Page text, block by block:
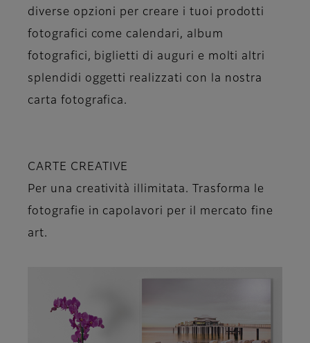
diverse opzioni per creare i tuoi prodotti
fotografici come calendari, album
fotografici, biglietti di auguri e molti altri
splendidi oggetti realizzati con la nostra
carta fotografica.
CARTE CREATIVE
Per una creatività illimitata. Trasforma le
fotografie in capolavori per il mercato fine
art.